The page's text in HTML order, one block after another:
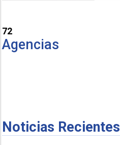
72
Agencias
Noticias Recientes